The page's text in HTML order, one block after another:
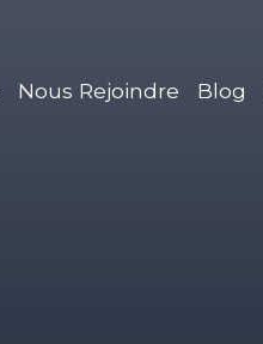
Nous Rejoindre Blog